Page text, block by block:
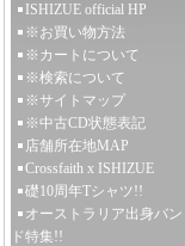
ISHIZUE official HP
※お買い物方法
※カートについて
※検索について
※サイトマップ
※中古CD状態表記
店舗所在地MAP
Crossfaith x ISHIZUE
礎10周年Tシャツ!!
オーストラリア出身バン
ド特集!!